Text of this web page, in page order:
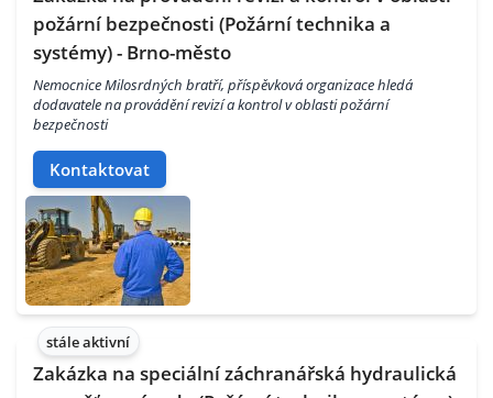
požární bezpečnosti (Požární technika a
systémy) - Brno-město
Nemocnice Milosrdných bratří, příspěvková organizace hledá
dodavatele na provádění revizí a kontrol v oblasti požární
bezpečnosti
Kontaktovat
stále aktivní
Zakázka na speciální záchranářská hydraulická